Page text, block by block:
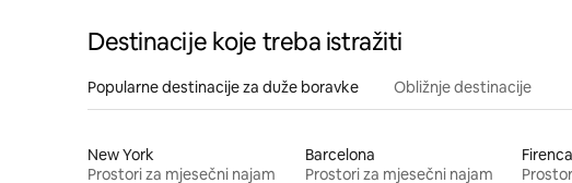
Destinacije koje treba istražiti
Popularne destinacije za duže boravke Obližnje destinacije
New York
Prostori za mjesečni najam
Barcelona
Prostori za mjesečni najam
Firenca